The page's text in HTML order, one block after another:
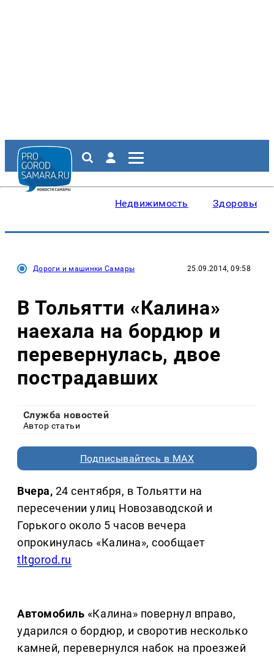
Недвижимость Здоровье
Дороги и машинки Самары 25.09.2014, 09:58
В Тольятти «Калина»
наехала на бордюр и
перевернулась, двое
пострадавших
Служба новостей
Автор статьи
Подписывайтесь в MAX
Вчера, 24 сентября, в Тольятти на
пересечении улиц Новозаводской и
Горького около 5 часов вечера
опрокинулась «Калина», сообщает
tltgorod.ru
Автомобиль «Калина» повернул вправо,
ударился о бордюр, и своротив несколько
камней, перевернулся набок на проезжей